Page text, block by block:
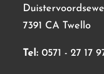
7391 CA Twello
Tel: 0571 - 27 17